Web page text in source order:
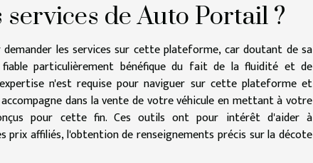
de Auto Portail ?
les services sur cette plateforme, car doutant de sa
particulièrement bénéfique du fait de la fluidité et de
n'est requise pour naviguer sur cette plateforme et
dans la vente de votre véhicule en mettant à votre
pour cette fin. Ces outils ont pour intérêt d'aider à
affiliés, l'obtention de renseignements précis sur la décote